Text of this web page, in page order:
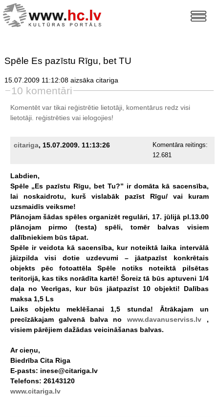
Spēle Es pazīstu Rīgu, bet TU
15.07.2009 11:12:08 aizsāka citariga
10 komentāri
Komentēt var tikai reģistrētie lietotāji, komentārus redz visi
lietotāji. reģistrētiesvai ielogojies!
citariga, 15.07.2009. 11:13:26
Komentāra reitings:
12.681
Labdien,
Spēle „Es pazīstu Rīgu, bet Tu?” ir domāta kā sacensība,
lai
noskaidrotu, kurš vislabāk pazīst Rīgu/ vai
kuram
uzsmaidīs veiksme!
Plānojam šādas spēles organizēt regulāri, 17. jūlijā pl.13.00
plānojam
pirmo (testa) spēli, tomēr balvas
visiem
dalībniekiem būs tāpat.
Spēle ir veidota kā sacensība, kur noteiktā laika intervālā
jāizpilda
visi dotie uzdevumi – jāatpazīst
konkrētais
objekts
pēc fotoattēla Spēle notiks noteiktā
pilsētas
teritorijā, kas tiks norādīta kartē! Šoreiz tā būs aptuveni 1/4
daļa no Vecrīgas, kur būs jāatpazīst 10 objekti!
Dalības
maksa 1,5 Ls
Laiks
objektu meklēšanai 1,5 stunda! Ātrākajam
un
precīzākajam
galvenā balva no www.davanuserviss.lv
,
visiem pārējiem dažādas veicināšanas balvas.
Ar cieņu,
Biedrība Cita Riga
E-pasts: inese@citariga.lv
Telefons: 26143120
www.citariga.lv